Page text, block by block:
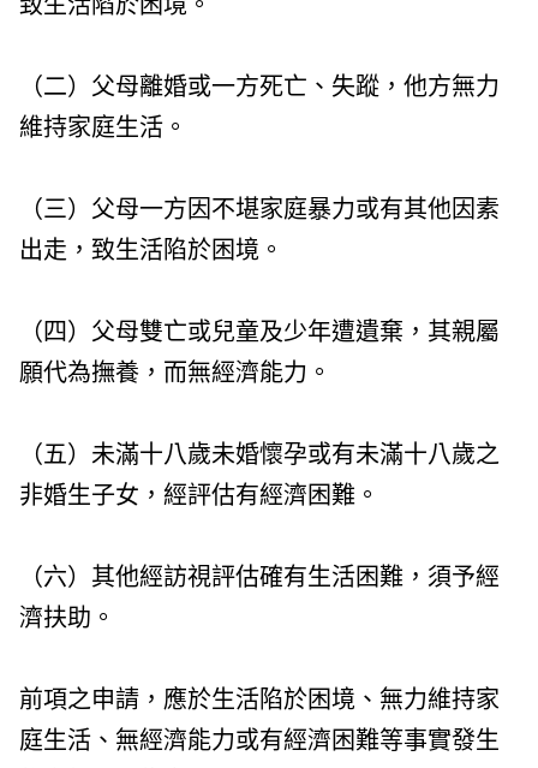
致生活陷於困境。
（二）父母離婚或一方死亡、失蹤，他方無力
維持家庭生活。
（三）父母一方因不堪家庭暴力或有其他因素
出走，致生活陷於困境。
（四）父母雙亡或兒童及少年遭遺棄，其親屬
願代為撫養，而無經濟能力。
（五）未滿十八歲未婚懷孕或有未滿十八歲之
非婚生子女，經評估有經濟困難。
（六）其他經訪視評估確有生活困難，須予經
濟扶助。
前項之申請，應於生活陷於困境、無力維持家
庭生活、無經濟能力或有經濟困難等事實發生